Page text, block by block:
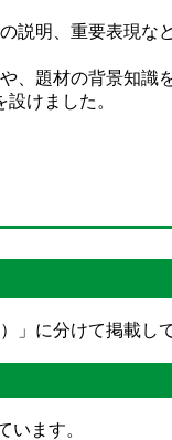
説明、重要表現な
題材の背景知識
けました。
」に分けて掲載し
います。